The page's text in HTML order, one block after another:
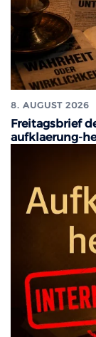
8. AUGUST 2026
Freitagsbrief
aufklaerung-